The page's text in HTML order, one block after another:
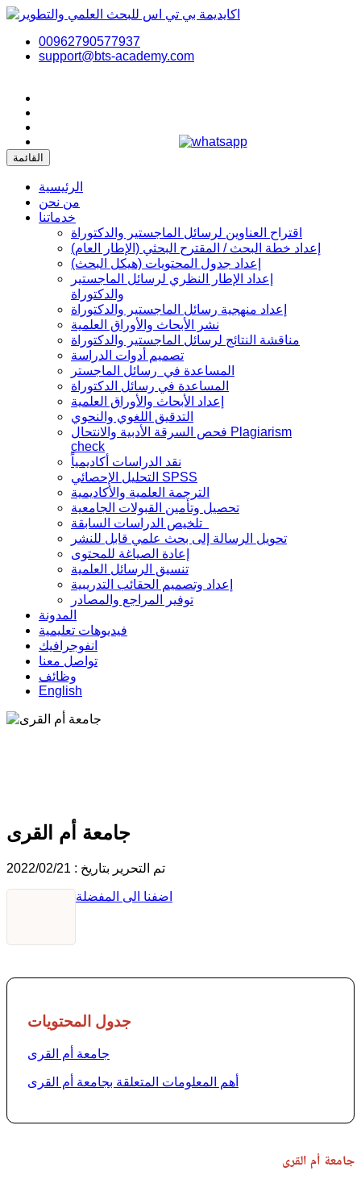
00962790577937
support@bts-academy.com
القائمة
الرئيسية
من نحن
خدماتنا
اقتراح العناوين لرسائل الماجستير والدكتوراة
إعداد خطة البحث / المقترح البحثي (الإطار العام)
إعداد جدول المحتويات (هيكل البحث)
إعداد الإطار النظري لرسائل الماجستير
والدكتوراة
إعداد منهجية رسائل الماجستير والدكتوراة
نشر الأبحاث والأوراق العلمية
مناقشة النتائج لرسائل الماجستير والدكتوراة
تصميم أدوات الدراسة
المساعدة في رسائل الماجستر
المساعدة في رسائل الدكتوراة
إعداد الأبحاث والأوراق العلمية
التدقيق اللغوي والنحوي
فحص السرقة الأدبية والانتحال Plagiarism
check
نقد الدراسات أكاديمياً
التحليل الإحصائي SPSS
الترجمة العلمية والأكاديمية
تحصيل وتأمين القبولات الجامعية
تحويل الرسالة إلى بحث علمي قابل للنشر
إعادة الصياغة للمحتوى
تنسيق الرسائل العلمية
إعداد وتصميم الحقائب التدريبية
توفير المراجع والمصادر
المدونة
فيديوهات تعليمية
انفوجرافيك
تواصل معنا
وظائف
English
تم التحرير بتاريخ : 2022/02/21
اضفنا الى المفضلة
جدول المحتويات
جامعة أم القرى
أهم المعلومات المتعلقة بجامعة أم القرى
جامعة أم القرى